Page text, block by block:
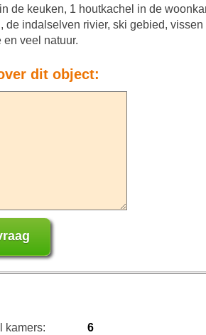
de keuken, 1 houtkachel in de
indalselven rivier, ski gebied,
veel natuur.
dit object:
kamers:
6